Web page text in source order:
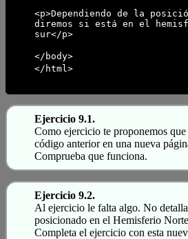
<p>Dependiendo de la
diremos si está en el
sur</p>
</body>
</html>
Ejercicio 9.1.
Como ejercicio te proponemos
código anterior en una nueva
Comprueba que funciona.
Ejercicio 9.2.
Al ejercicio le falta algo. No
posicionado en el Hemisferio
Completa el ejercicio con esta